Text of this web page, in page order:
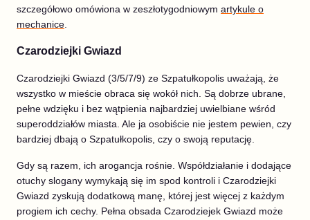
szczegółowo omówiona w zeszłotygodniowym artykule o
mechanice
Czarodziejki Gwiazd
Czarodziejki Gwiazd (3/5/7/9) ze Szpatułkopolis uważają, że
wszystko w mieście obraca się wokół nich. Są dobrze ubrane,
pełne wdzięku i bez wątpienia najbardziej uwielbiane wśród
superoddziałów miasta. Ale ja osobiście nie jestem pewien, czy
bardziej dbają o Szpatułkopolis, czy o swoją reputację.
Gdy są razem, ich arogancja rośnie. Współdziałanie i dodające
otuchy slogany wymykają się im spod kontroli i Czarodziejki
Gwiazd zyskują dodatkową manę, której jest więcej z każdym
progiem ich cechy. Pełna obsada Czarodziejek Gwiazd może